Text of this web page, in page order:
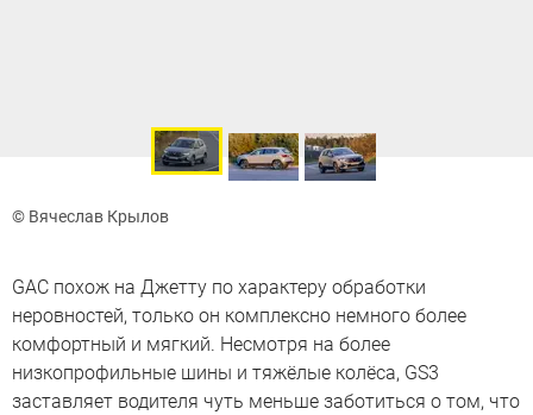
© Вячеслав Крылов
GAC похож на Джетту по характеру обработки
неровностей, только он комплексно немного более
комфортный и мягкий. Несмотря на более
низкопрофильные шины и тяжёлые колёса, GS3
заставляет водителя чуть меньше заботиться о том, что